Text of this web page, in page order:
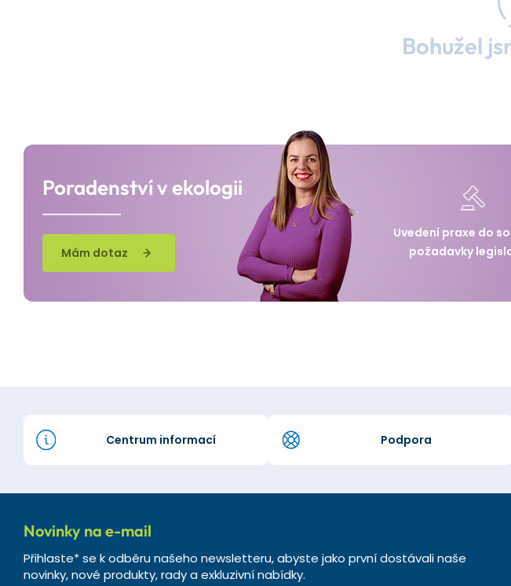
Bohužel
Poradenství v ekologii
Mám dotaz
Uvedení praxe do
požadavky
Centrum informací Podpora
Novinky na e-mail
Přihlaste* se k odběru našeho newsletteru, abyste jako první dostávali naše
novinky, nové produkty, rady a exkluzivní nabídky.